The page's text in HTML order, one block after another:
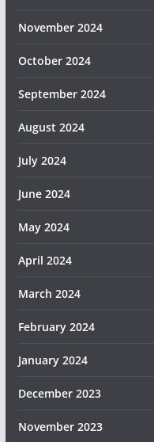
November 2024
October 2024
September 2024
August 2024
July 2024
June 2024
May 2024
April 2024
March 2024
February 2024
January 2024
December 2023
November 2023